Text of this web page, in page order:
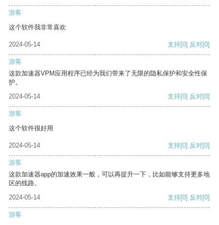
游客
这个软件我非常喜欢
2024-05-14 支持[0] 反对[0]
游客
这款加速器VPM应用程序已经为我们带来了无限的隐私保护和安全性保
护。
2024-05-14
支持[0] 反对[0]
游客
这个软件很好用
2024-05-14 支持[0] 反对[0]
游客
这款加速器app的加速效果一般，可以再提升一下，比如能够支持更多地
区的线路。
2024-05-14
支持[0] 反对[0]
游客